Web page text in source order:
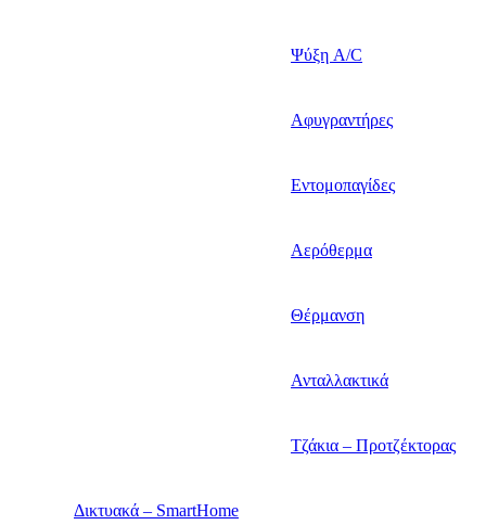
Ψύξη A/C
Αφυγραντήρες
Εντομοπαγίδες
Αερόθερμα
Θέρμανση
Ανταλλακτικά
Τζάκια – Προτζέκτορας
Δικτυακά – SmartHome